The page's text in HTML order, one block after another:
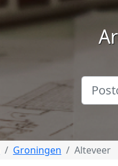
Groningen Alteveer